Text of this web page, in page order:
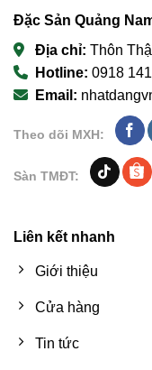
Đặc Sản Quảng
Địa chỉ: Thôn
Hotline: 0918
Email:
Theo dõi MXH:
Sàn TMĐT:
Liên kết nhanh
Giới thiệu
Cửa hàng
Tin tức